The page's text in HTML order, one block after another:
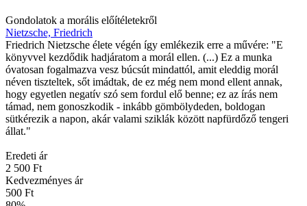
Gondolatok a morális előítéletekről
Nietzsche, Friedrich
Friedrich Nietzsche élete végén így emlékezik erre a művére: "E
könyvvel kezdődik hadjáratom a morál ellen. (...) Ez a munka
óvatosan fogalmazva vesz búcsút mindattól, amit eleddig morál
néven tiszteltek, sőt imádtak, de ez még nem mond ellent annak,
hogy egyetlen negatív szó sem fordul elő benne; ez az írás nem
támad, nem gonoszkodik - inkább gömbölydeden, boldogan
sütkérezik a napon, akár valami sziklák között napfürdőző tengeri
állat."
Eredeti ár
2 500 Ft
Kedvezményes ár
500 Ft